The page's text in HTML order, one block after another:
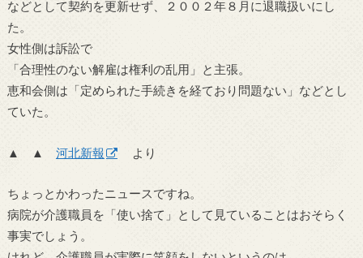
などとして契約を更新せず、２００２年８月に退職扱いにし
た。
女性側は訴訟で
「合理性のない解雇は権利の乱用」と主張。
恵和会側は「定められた手続きを経ており問題ない」などとし
ていた。
▲ ▲ 河北新報 より
ちょっとかわったニュースですね。
病院が介護職員を「使い捨て」として見ていることはおそらく
事実でしょう。